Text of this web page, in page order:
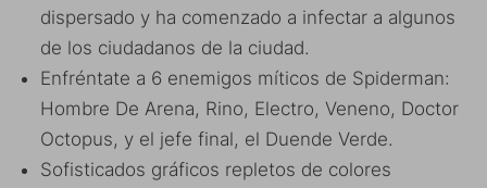
dispersado y ha comenzado a infectar a algunos
de los ciudadanos de la ciudad.
Enfréntate a 6 enemigos míticos de Spiderman:
Hombre De Arena, Rino, Electro, Veneno, Doctor
Octopus, y el jefe final, el Duende Verde.
Sofisticados gráficos repletos de colores